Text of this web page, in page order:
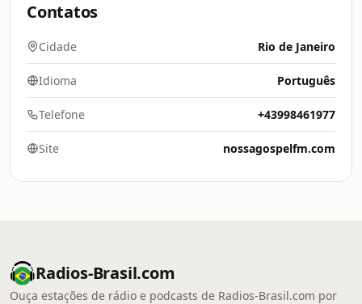
Contatos
Cidade Rio de Janeiro
Idioma Português
Telefone +43998461977
Site nossagospelfm.com
Radios-Brasil.com
Ouça estações de rádio e podcasts de Radios-Brasil.com por